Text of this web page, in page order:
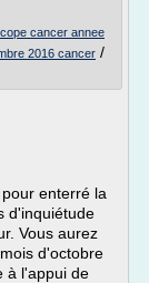
cancer annee
2016 cancer /
enterré la
d'inquiétude
Vous aurez
d'octobre
à l'appui de